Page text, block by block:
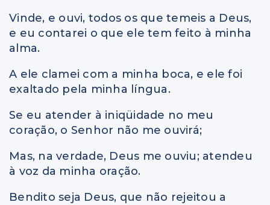
Vinde, e ouvi, todos os que temeis a Deus,
e eu contarei o que ele tem feito à minha
alma.
A ele clamei com a minha boca, e ele foi
exaltado pela minha língua.
Se eu atender à iniqüidade no meu
coração, o Senhor não me ouvirá;
Mas, na verdade, Deus me ouviu; atendeu
à voz da minha oração.
Bendito seja Deus, que não rejeitou a